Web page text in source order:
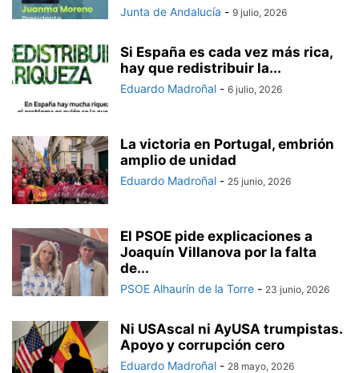
Junta de Andalucía - 9 julio, 2026
Si España es cada vez más rica,
hay que redistribuir la...
Eduardo Madroñal - 6 julio, 2026
La victoria en Portugal, embrión
amplio de unidad
Eduardo Madroñal - 25 junio, 2026
El PSOE pide explicaciones a
Joaquín Villanova por la falta
de...
PSOE Alhaurín de la Torre - 23 junio, 2026
Ni USAscal ni AyUSA trumpistas.
Apoyo y corrupción cero
Eduardo Madroñal - 28 mayo, 2026